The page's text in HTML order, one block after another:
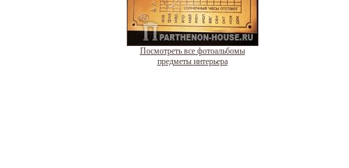
Посмотреть все фотоальбомы
предметы интерьера